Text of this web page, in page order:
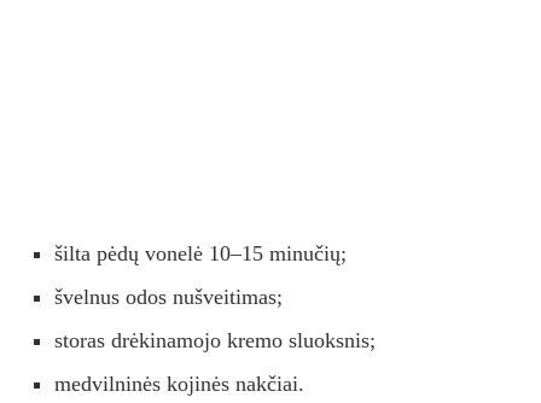
šilta pėdų vonelė 10–15 minučių;
švelnus odos nušveitimas;
storas drėkinamojo kremo sluoksnis;
medvilninės kojinės nakčiai.